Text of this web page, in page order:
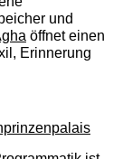
und
öffnet einen
Erinnerung